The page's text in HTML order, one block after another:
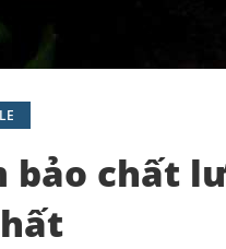
bảo chất